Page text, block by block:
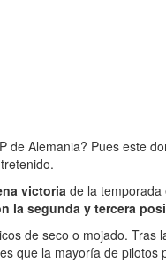
de Alemania? Pues este
victoria de la
la segunda y tercera
de seco o mojado. Tras
que la mayoría de pilotos